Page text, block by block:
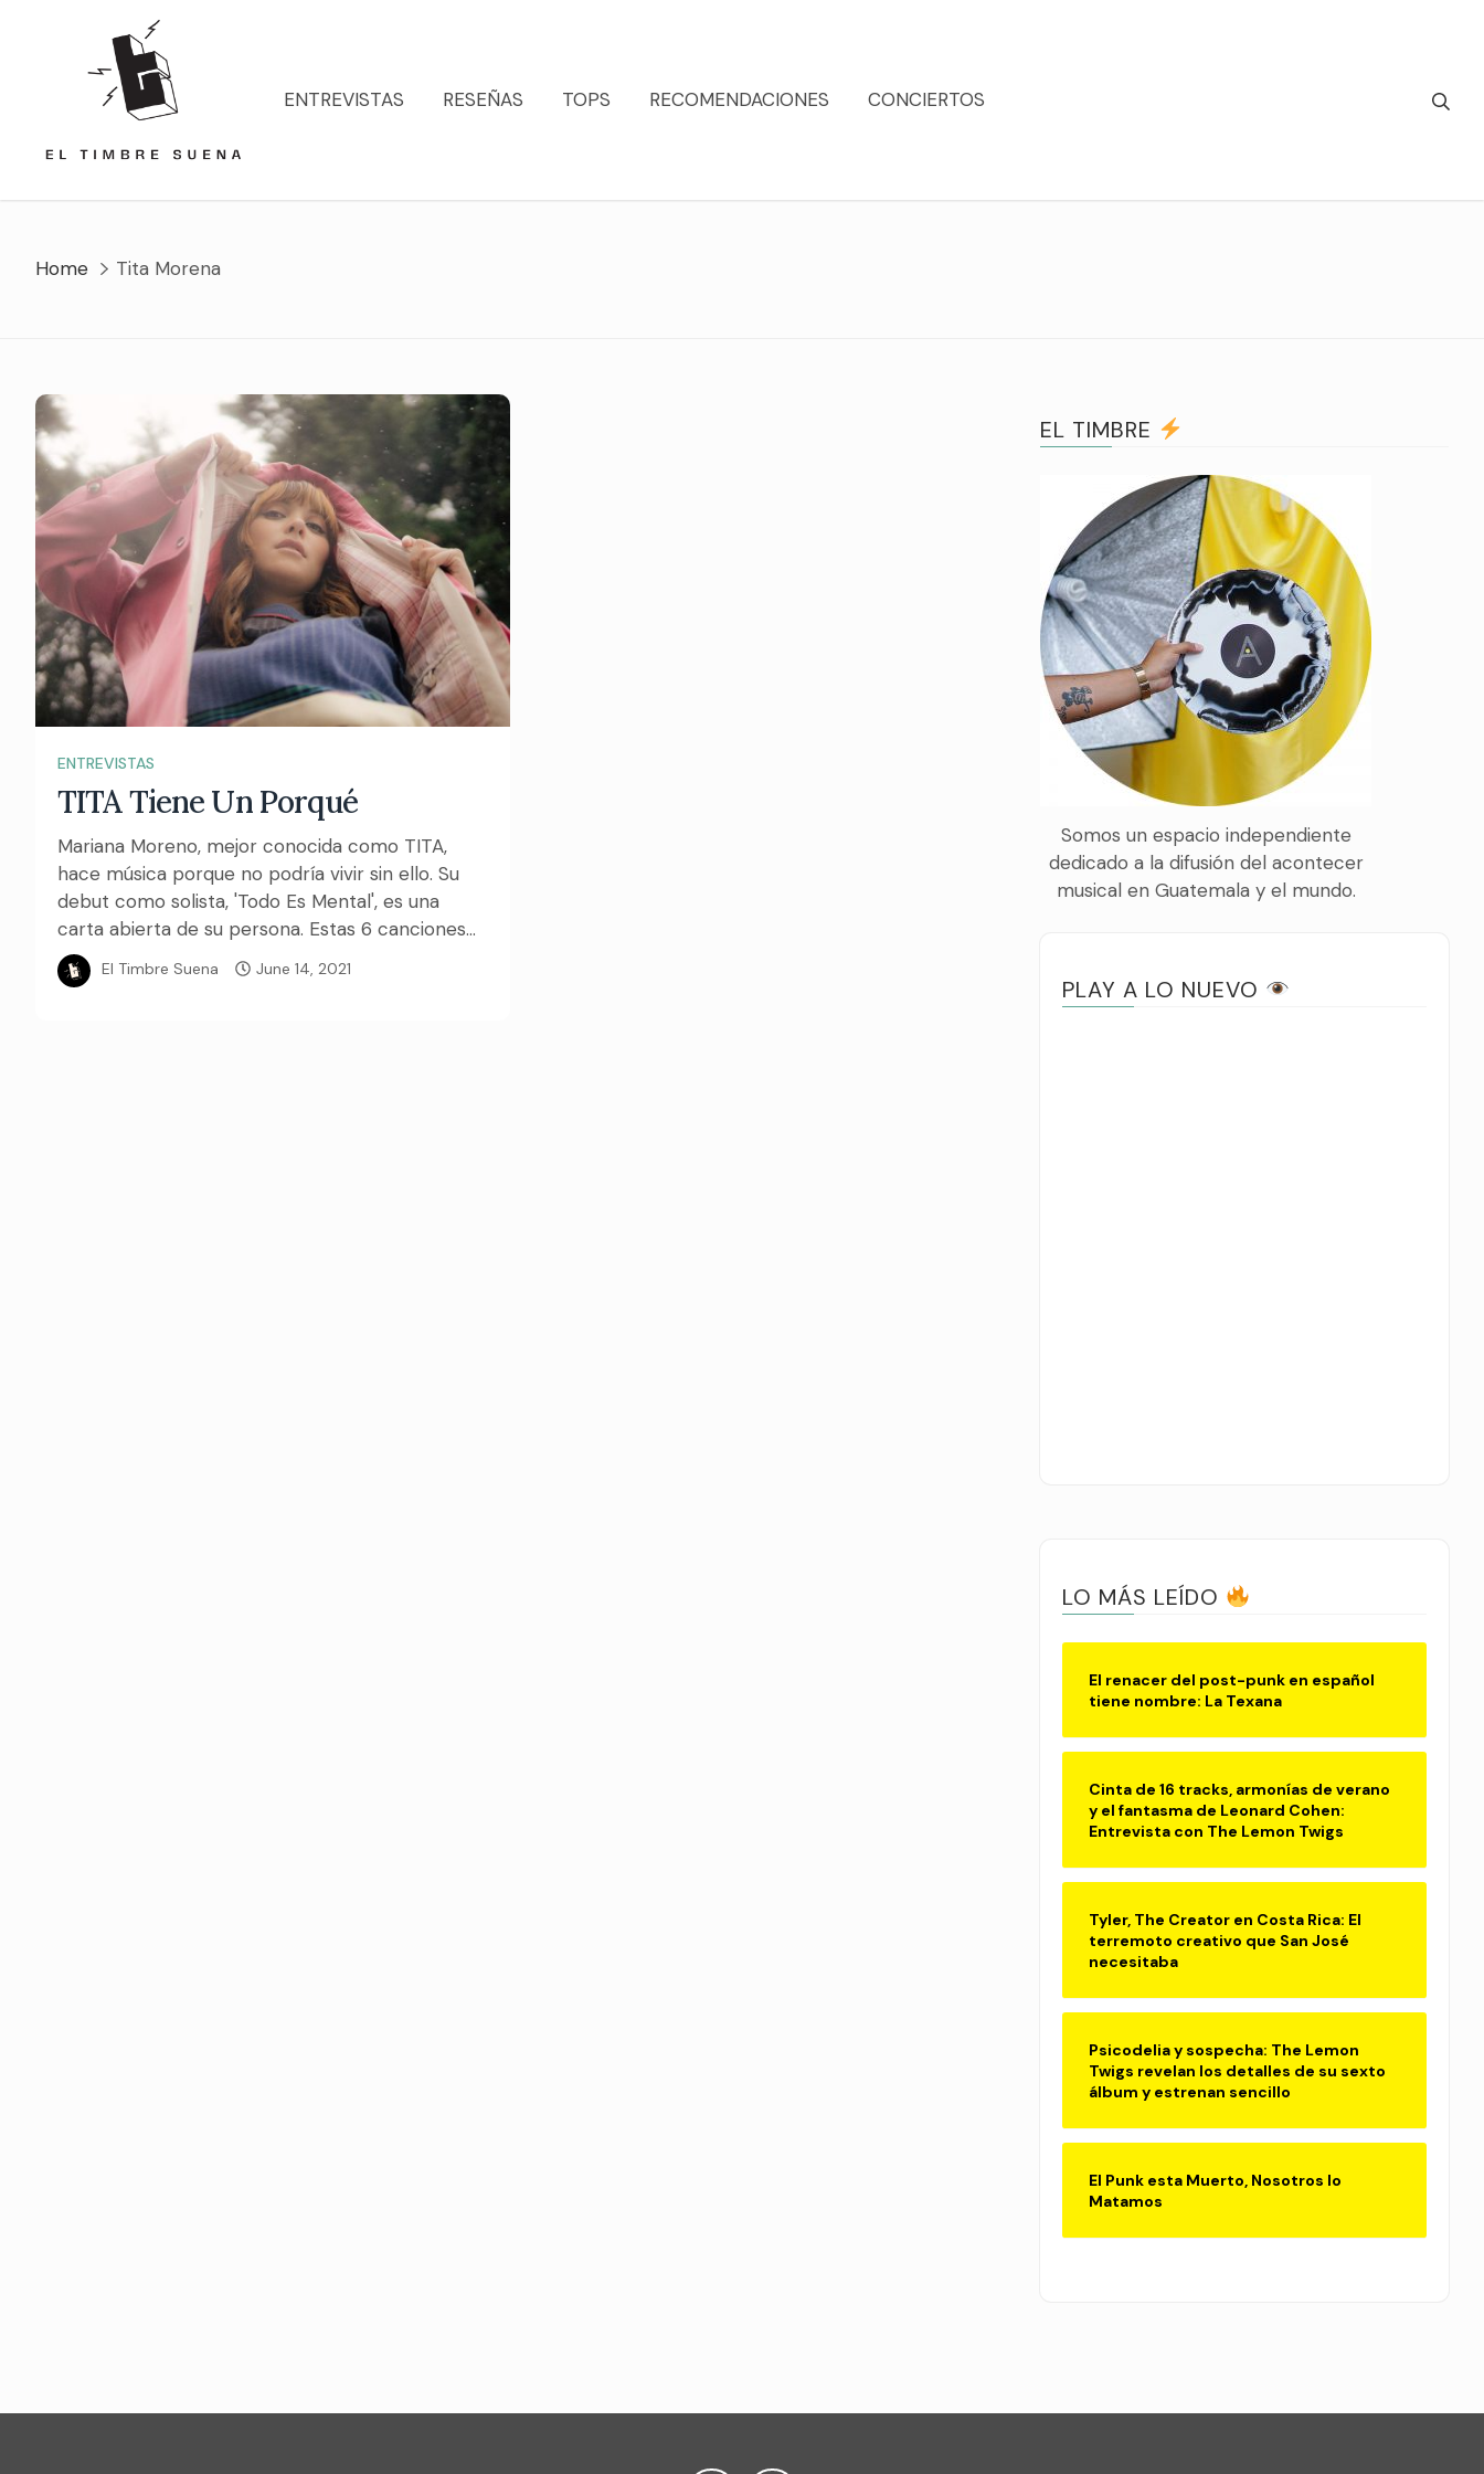
ENTREVISTAS
RESEÑAS TOPS RECOMENDACIONES CONCIERTOS
Home Tita Morena
ENTREVISTAS
TITA Tiene Un Porqué
Mariana Moreno, mejor conocida como TITA,
hace música porque no podría vivir sin ello. Su
debut como solista, 'Todo Es Mental', es una
carta abierta de su persona. Estas 6 canciones...
El Timbre Suena June 14, 2021
EL TIMBRE
Somos un espacio independiente
dedicado a la difusión del acontecer
musical en Guatemala y el mundo.
PLAY A LO NUEVO
LO MÁS LEÍDO
El renacer del post-punk en español
tiene nombre: La Texana
Cinta de 16 tracks, armonías de verano
y el fantasma de Leonard Cohen:
Entrevista con The Lemon Twigs
Tyler, The Creator en Costa Rica: El
terremoto creativo que San José
necesitaba
Psicodelia y sospecha: The Lemon
Twigs revelan los detalles de su sexto
álbum y estrenan sencillo
El Punk esta Muerto, Nosotros lo
Matamos